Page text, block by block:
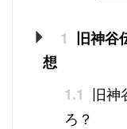
1 旧神谷
想
1.1 旧神
ろ？